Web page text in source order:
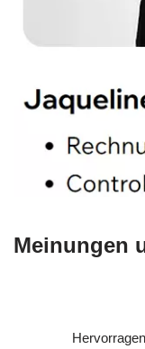
Meinungen